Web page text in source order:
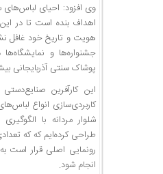
وی افزود: احیای لباس‌های
اهداف بنده است تا در این
هویت و تاریخ خود غافل
جشنواره‌ها و
پوشاک سنتی آذربایجانی
این کارآفرین صنایع‌دستی
کاربردی‌سازی انواع
شلوار مردانه با
طراحی کرده‌ایم که که
رونمایی اصلی قرار است
انجام شود‌.